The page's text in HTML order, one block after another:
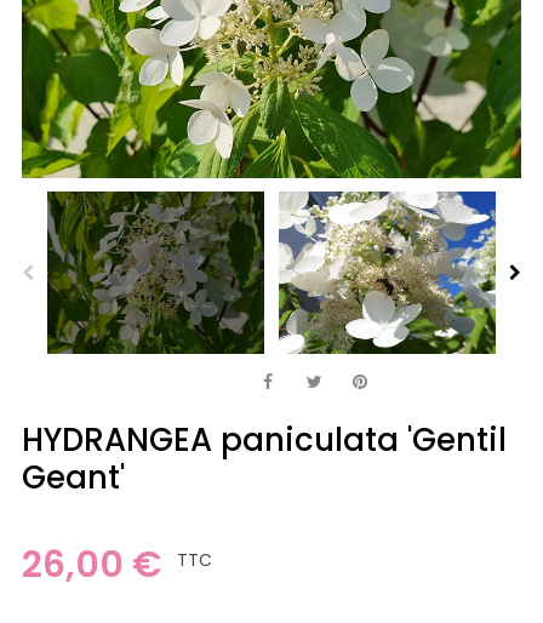
HYDRANGEA paniculata 'Gentil
Geant'
26,00 € TTC